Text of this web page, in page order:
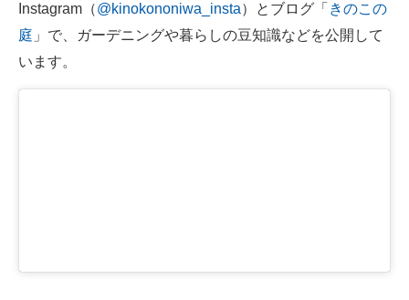
Instagram（@kinokononiwa_insta）とブログ「 きのこの
庭 」で、ガーデニングや暮らしの豆知識などを公開して
います。